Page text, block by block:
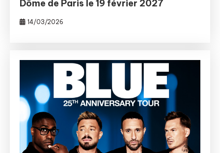
Dôme de Paris le 19 février 2027
14/03/2026